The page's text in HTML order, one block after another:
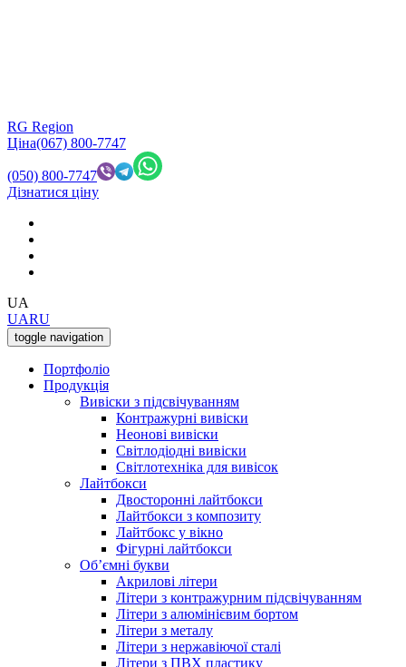
RG Region
Ціна(067) 800-7747
(050) 800-7747
Дізнатися ціну
UA
UARU
toggle navigation
Портфоліо
Продукція
Вивіски з підсвічуванням
Контражурні вивіски
Неонові вивіски
Світлодіодні вивіски
Світлотехніка для вивісок
Лайтбокси
Двосторонні лайтбокси
Лайтбокси з композиту
Лайтбокс у вікно
Фігурні лайтбокси
Об’ємні букви
Акрилові літери
Літери з контражурним підсвічуванням
Літери з алюмінієвим бортом
Літери з металу
Літери з нержавіючої сталі
Літери з ПВХ пластику